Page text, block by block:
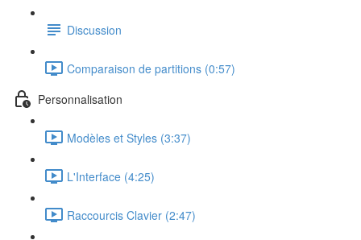
Discussion
Comparaison de partitions (0:57)
Personnalisation
Modèles et Styles (3:37)
L'Interface (4:25)
Raccourcis Clavier (2:47)